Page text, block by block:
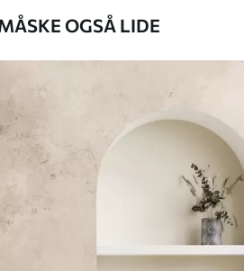
anvendelse
OGSÅ LIDE